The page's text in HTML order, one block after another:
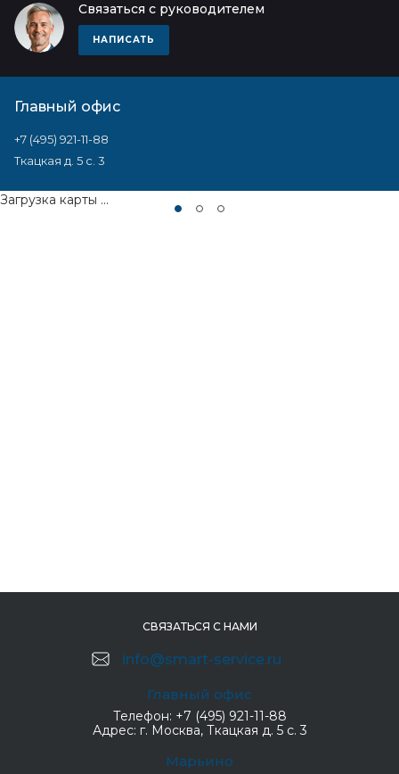
Связаться с руководителем
НАПИСАТЬ
Главный офис
+7 (495) 921-11-88
Ткацкая д. 5 с. 3
Загрузка карты ...
СВЯЗАТЬСЯ С НАМИ
info@smart-service.ru
Главный офис
Телефон: +7 (495) 921-11-88
Адрес: г. Москва, Ткацкая д. 5 с. 3
Марьино